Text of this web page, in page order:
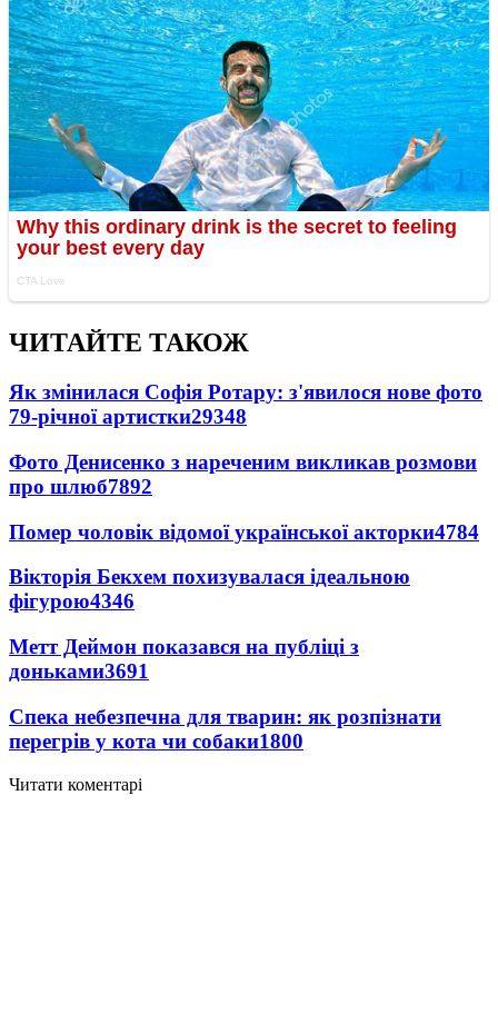
ЧИТАЙТЕ ТАКОЖ
Як змінилася Софія Ротару: з'явилося нове фото
79-річної артистки29348
Фото Денисенко з нареченим викликав розмови
про шлюб7892
Помер чоловік відомої української акторки4784
Вікторія Бекхем похизувалася ідеальною
фігурою4346
Метт Деймон показався на публіці з
доньками3691
Спека небезпечна для тварин: як розпізнати
перегрів у кота чи собаки1800
Читати коментарі